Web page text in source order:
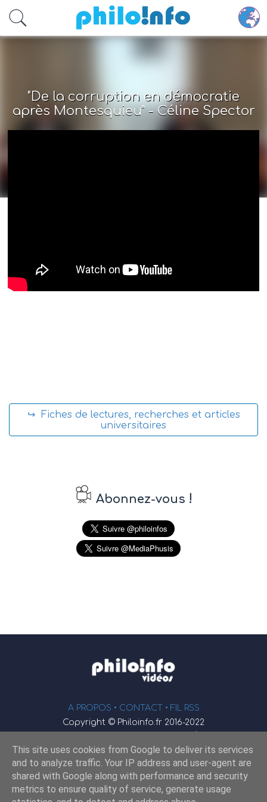
Accéder au contenu principal
"De la corruption en démocratie
après Montesquieu" - Céline Spector
↪ Fiches de lectures, recherches et articles
universitaires
Abonnez-vous !
A PROPOS • CONTACT • FIL RSS
Copyright © Philoinfo.fr 2016-2022
φ
Webmaster : JEND
Retrouvez-nous sur
This site uses cookies from Google to deliver its services
and to analyze traffic. Your IP address and user-agent are
shared with Google along with performance and security
metrics to ensure quality of service, generate usage